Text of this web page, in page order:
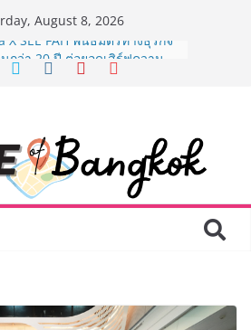
August 8, 2026
X SEE FAH พันธมิตรทางธุรกิจ
นกว่า 20 ปี ต่อยอดเสิร์ฟความ
CONNECT 2026” ยก
ตภัณฑ์ท้องถิ่นสู่ตลาดเชิง
ย่างยั่งยืน
จัดศึกคนดังสายเกม ไทย
ลิปปินส์ ใน “Rise of the Tenth
มนักเรียนเพียงเพื่อก้าวเข้าสู่
าลัยเท่านั้น แต่ยังเตรียมพวก